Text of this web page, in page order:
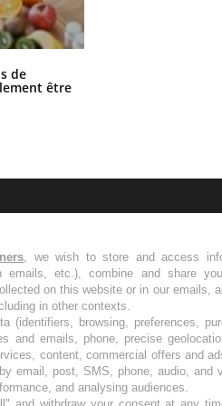
de
être
les semaines les meilleures
, we wish to store and access
emails, etc.), combine and share
on this website or in our emails,
in other contexts.
(identifiers, browsing, preferences,
and emails, phone, precise
content, commercial offers and
email, post, SMS, phone, audio, and
and analysing audiences.